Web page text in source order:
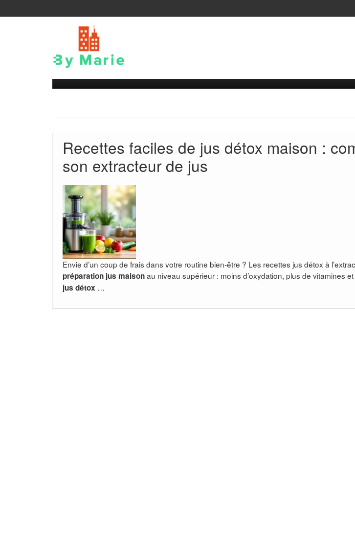
Recettes faciles de jus détox maison :
son extracteur de jus
Envie d’un coup de frais dans votre routine bien-être ? Les recettes jus détox à
préparation jus maisonau niveau supérieur : moins d’oxydation, plus de vitamines
jus détox …